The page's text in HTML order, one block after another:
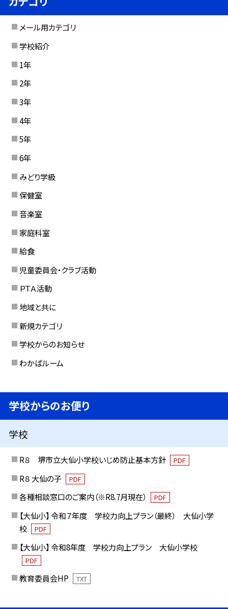
メール用カテゴリ
学校紹介
1年
2年
3年
4年
5年
6年
みどり学級
保健室
音楽室
家庭科室
給食
児童委員会・クラブ活動
ＰＴＡ活動
地域と共に
新規カテゴリ
学校からのお知らせ
わかばルーム
学校からのお便り
学校
R８ 堺市立大仙小学校いじめ防止基本方針 PDF
R８ 大仙の子 PDF
各種相談窓口のご案内（※R8.7月現在） PDF
【大仙小】 令和７年度 学校力向上プラン（最終） 大仙小学
校
PDF
【大仙小】 令和8年度 学校力向上プラン 大仙小学校
PDF
教育委員会HP TXT